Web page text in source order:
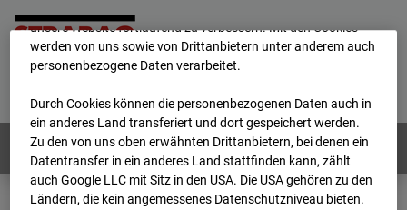
Home E-Mail Impressum
Deutsch / English
Webcams: Alle Länder
unsere Website fortlaufend zu verbessern. Mit den Cookies
werden von uns sowie von Drittanbietern unter anderem auch
personenbezogene Daten verarbeitet.
Durch Cookies können die personenbezogenen Daten auch in
ein anderes Land transferiert und dort gespeichert werden.
Zu den von uns oben erwähnten Drittanbietern, bei denen ein
Datentransfer in ein anderes Land stattfinden kann, zählt
auch Google LLC mit Sitz in den USA. Die USA gehören zu den
Ländern, die kein angemessenes Datenschutzniveau bieten.